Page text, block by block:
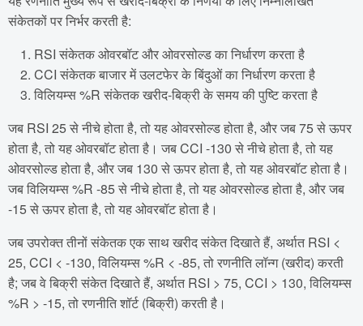
संकेतकों पर निर्भर करती है:
RSI संकेतक ओवरबॉट और ओवरसोल्ड का निर्धारण करता है
CCI संकेतक बाजार में उलटफेर के बिंदुओं का निर्धारण करता है
विलियम्स %R संकेतक खरीद-बिक्री के समय की पुष्टि करता है
जब RSI 25 से नीचे होता है, तो यह ओवरसोल्ड होता है, और जब 75 से ऊपर
होता है, तो यह ओवरबॉट होता है। जब CCI -130 से नीचे होता है, तो यह
ओवरसोल्ड होता है, और जब 130 से ऊपर होता है, तो यह ओवरबॉट होता है।
जब विलियम्स %R -85 से नीचे होता है, तो यह ओवरसोल्ड होता है, और जब
-15 से ऊपर होता है, तो यह ओवरबॉट होता है।
जब उपरोक्त तीनों संकेतक एक साथ खरीद संकेत दिखाते हैं, अर्थात RSI <
25, CCI < -130, विलियम्स %R < -85, तो रणनीति लॉन्ग (खरीद) करती
है; जब वे बिक्री संकेत दिखाते हैं, अर्थात RSI > 75, CCI > 130, विलियम्स
%R > -15, तो रणनीति शॉर्ट (बिक्री) करती है।